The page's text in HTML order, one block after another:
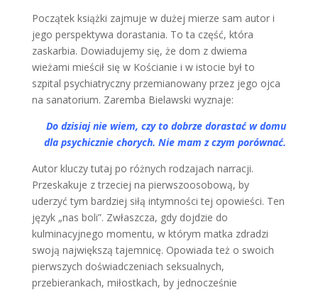
Początek książki zajmuje w dużej mierze sam autor i
jego perspektywa dorastania. To ta część, która
zaskarbia. Dowiadujemy się, że dom z dwiema
wieżami mieścił się w Kościanie i w istocie był to
szpital psychiatryczny przemianowany przez jego ojca
na sanatorium. Zaremba Bielawski wyznaje:
Do dzisiaj nie wiem, czy to dobrze dorastać w domu
dla psychicznie chorych. Nie mam z czym porównać.
Autor kluczy tutaj po różnych rodzajach narracji.
Przeskakuje z trzeciej na pierwszoosobową, by
uderzyć tym bardziej siłą intymności tej opowieści. Ten
język „nas boli”. Zwłaszcza, gdy dojdzie do
kulminacyjnego momentu, w którym matka zdradzi
swoją największą tajemnicę. Opowiada też o swoich
pierwszych doświadczeniach seksualnych,
przebierankach, miłostkach, by jednocześnie